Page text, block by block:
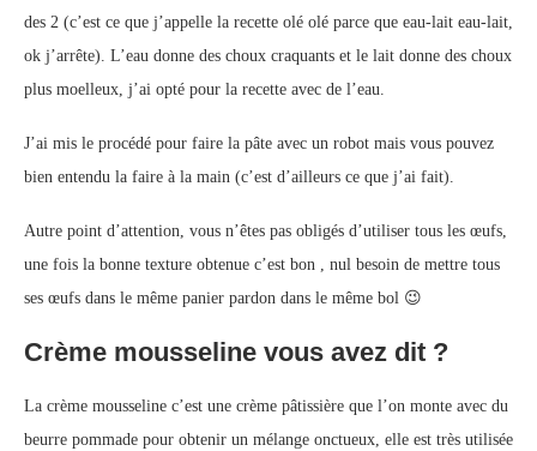
des 2 (c’est ce que j’appelle la recette olé olé parce que eau-lait eau-lait,
ok j’arrête). L’eau donne des choux craquants et le lait donne des choux
plus moelleux, j’ai opté pour la recette avec de l’eau.
J’ai mis le procédé pour faire la pâte avec un robot mais vous pouvez
bien entendu la faire à la main (c’est d’ailleurs ce que j’ai fait).
Autre point d’attention, vous n’êtes pas obligés d’utiliser tous les œufs,
une fois la bonne texture obtenue c’est bon , nul besoin de mettre tous
ses œufs dans le même panier pardon dans le même bol 😉
Crème mousseline vous avez dit ?
La crème mousseline c’est une crème pâtissière que l’on monte avec du
beurre pommade pour obtenir un mélange onctueux, elle est très utilisée